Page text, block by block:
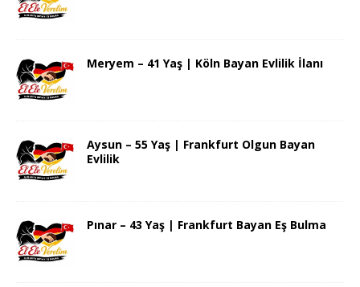
Meryem – 41 Yaş | Köln Bayan Evlilik İlanı
Aysun – 55 Yaş | Frankfurt Olgun Bayan
Evlilik
Pınar – 43 Yaş | Frankfurt Bayan Eş Bulma